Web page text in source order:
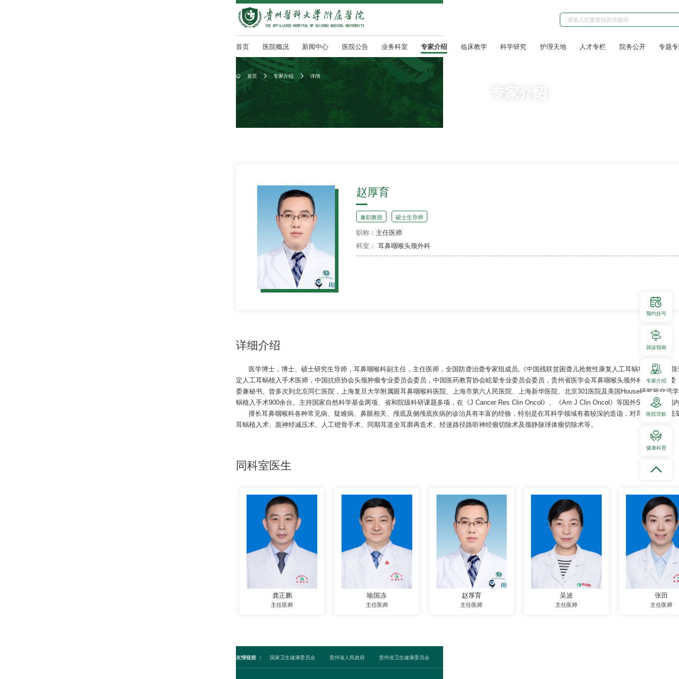
首页 医院概况 新闻中心 医院公告 业务科室 专家介绍 临床教学 科学研究 护理天地 人才专栏 院务公开 专题
 首页  专家介绍  详情
专家介绍
赵厚育
兼职教授 硕士生导师
职称： 主任医师
科室： 耳鼻咽喉头颈外科
详细介绍
医学博士，博士、硕士研究生导师，耳鼻咽喉科副主任，主任医师，全国防聋治聋专家组成员,《中国残联贫困聋儿抢救性康复人工耳蜗项目》听力
定人工耳蜗植入手术医师，中国抗癌协会头颈肿瘤专业委员会委员，中国医药教育协会眩晕专业委员会委员，贵州省医学会耳鼻咽喉头颈外科学分会常
委兼秘书。曾多次到北京同仁医院，上海复旦大学附属眼耳鼻咽喉科医院、上海市第六人民医院、上海新华医院、北京301医院及美国House研究所交流
蜗植入手术900余台。主持国家自然科学基金两项、省和院级科研课题多项，在《J Cancer Res Clin Oncol》、《Am J Clin Oncol》等国外SCI收录及国
擅长耳鼻咽喉科各种常见病、疑难病、鼻眼相关、颅底及侧颅底疾病的诊治具有丰富的经验，特别是在耳科学领域有着较深的造诣，对耳部疾病和
耳蜗植入术、面神经减压术、人工镫骨手术、同期耳道全耳廓再造术、经迷路径路听神经瘤切除术及颈静脉球体瘤切除术等。
同科室医生
龚正鹏
主任医师
喻国冻
主任医师
赵厚育
主任医师
吴波
主任医师
张田
主任医师
友情链接 ： 国家卫生健康委员会 贵州省人民政府 贵州省卫生健康委员会
预约挂号
就诊指南
专家介绍
医院导航
健康科普